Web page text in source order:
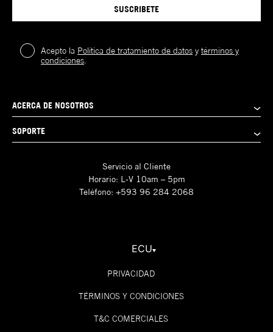
SUSCRIBETE
Acepto la Política de tratamiento de datos ytérminos y
condiciones
ACERCA DE NOSOTROS
SOPORTE
Servicio al Cliente
Horario: L-V 10am – 5pm
Teléfono: +593 96 284 2068
ECU
PRIVACIDAD
TÉRMINOS Y CONDICIONES
T&C COMERCIALES